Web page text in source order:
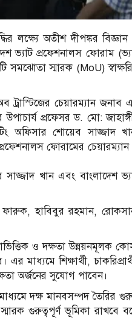
লক্ষ্যে অতীশ দীপঙ্কর
ভ্যাট প্রফেশনালস ফোরাম
সমঝোতা স্মারক (MoU)
ট্রাস্টিজের চেয়ারম্যান জনাব
প্রফেসর ড. মো:
অফিসার শোয়েব সাজ্জাদ
ফোরামের
খান এবং বাংলাদেশ
হাবিবুর রহমান,
ও দক্ষতা উন্নয়নমূলক
মাধ্যমে শিক্ষার্থী,
অর্জনের সুযোগ পাবেন।
দক্ষ মানবসম্পদ তৈরির
গুরুত্বপূর্ণ ভূমিকা রাখবে